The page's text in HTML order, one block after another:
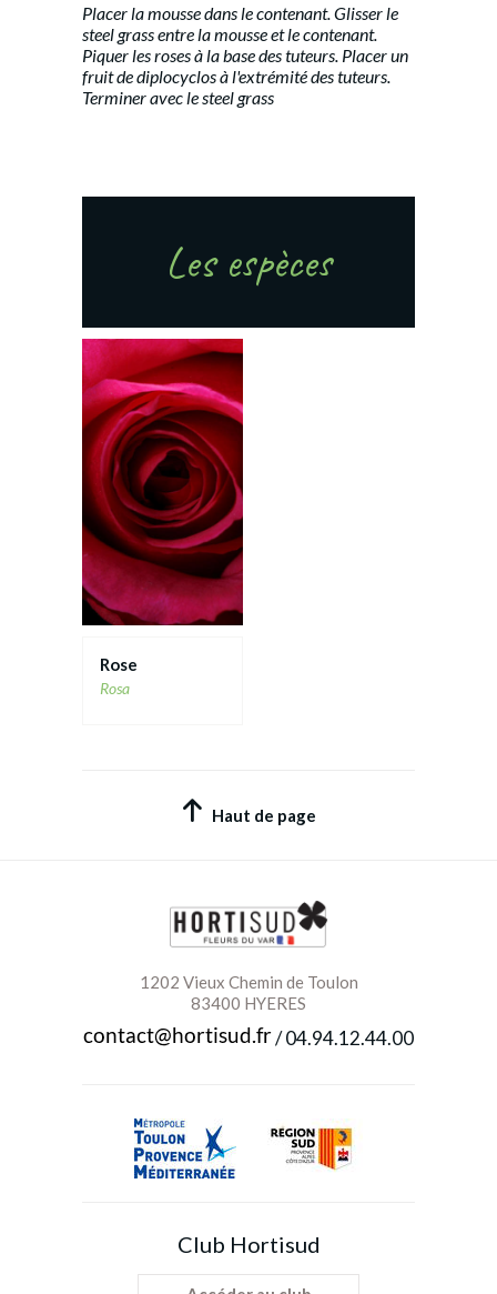
Placer la mousse dans le contenant. Glisser le
steel grass entre la mousse et le contenant.
Piquer les roses à la base des tuteurs. Placer un
fruit de diplocyclos à l'extrémité des tuteurs.
Terminer avec le steel grass
Les espèces
Rose
Rosa
Haut de page
1202 Vieux Chemin de Toulon
83400 HYERES
/04.94.12.44.00
Club Hortisud